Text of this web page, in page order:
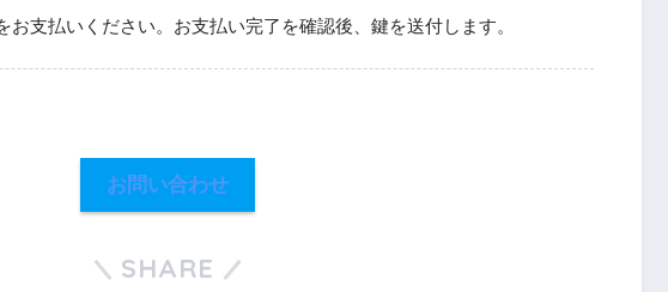
お支払いください。お支払い完了を確認後、鍵を送付します。
お問い合わせ
SHARE